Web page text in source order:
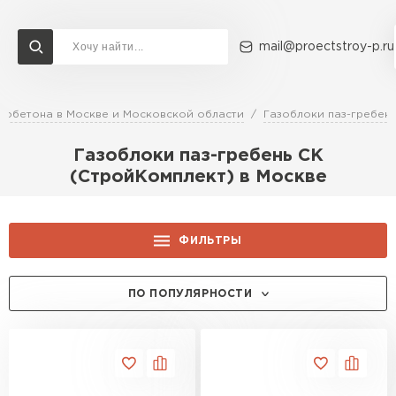
mail@proectstroy-p.ru
в Москве и Московской области Газоблоки паз-гребень
Газоблоки паз-гребень СК
(СтройКомплект) в Москве
ФИЛЬТРЫ
ПО ПОПУЛЯРНОСТИ
Доставка и оплата Акции О компании Контакты
Перейти в каталог
Газобетон СК
Газобетон Бонолит
Газобетон Ютонг